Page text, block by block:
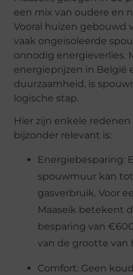
een mix van oudere en
Vooral huizen gebouwd
vaak ongeïsoleerde
onnodig energieverlies.
energieprijzen in België
duurzaamheid, is
logische stap.
Hier zijn enkele
bijzonder relevant is:
Energiebesparing:
spouwmuur kan tot
gasverbruik. Voor
Maaseik betekent
besparing van
van de grootte van
Comfort: Geen